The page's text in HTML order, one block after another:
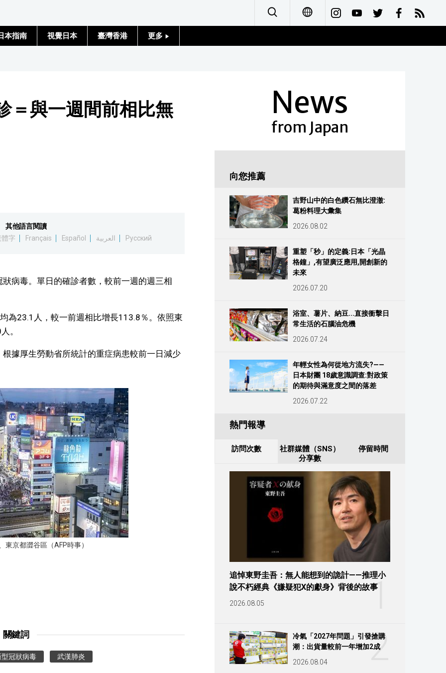
Français
本指南 視覺日本 臺灣香港 更多
政治外交
生活
東京
編輯部通知
＝與一週間前相比無
其他語言閱讀
體字
Français Español العربية Русский
病毒。單日的確診者數，較前一週的週三相
為23.1人，較一前週相比增長113.8％。依照東
。
據厚生勞動省所統計的重症病患較前一日減少
京都澀谷區（AFP時事）
關鍵詞
型冠狀病毒 武漢肺炎
News
from Japan
向您推薦
吉野山中的白色鑽石無比澄澈:
葛粉料理大彙集
2026.08.02
重塑「秒」的定義:日本「光晶
格鐘」,有望廣泛應用,開創新的
未來
2026.07.20
浴室、薯片、納豆...直接衝擊日
常生活的石腦油危機
2026.07.24
年輕女性為何從地方流失?——
日本財團 18歲意識調查:對政策
的期待與滿意度之間的落差
2026.07.22
熱門報導
訪問次數
社群媒體（SNS）
分享數
停留時間
1
追悼東野圭吾：無人能想到的詭計——推理小
說不朽經典《嫌疑犯X的獻身》背後的故事
2026.08.05
2
冷氣「2027年問題」引發搶購
潮：出貨量較前一年增加2成
2026.08.04